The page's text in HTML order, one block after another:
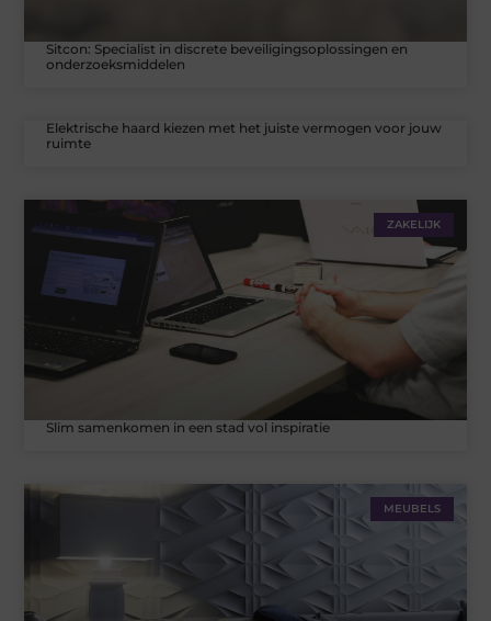
Sitcon: Specialist in discrete beveiligingsoplossingen en
onderzoeksmiddelen
Elektrische haard kiezen met het juiste vermogen voor jouw
ruimte
ZAKELIJK
Slim samenkomen in een stad vol inspiratie
MEUBELS